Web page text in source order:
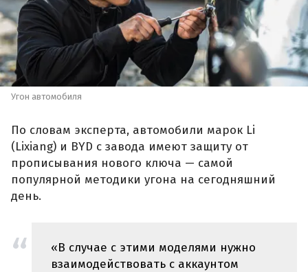
Угон автомобиля
По словам эксперта, автомобили марок Li
(Lixiang) и BYD с завода имеют защиту от
прописывания нового ключа — самой
популярной методики угона на сегодняшний
день.
«В случае с этими моделями нужно
взаимодействовать с аккаунтом